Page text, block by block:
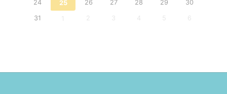
24 25 26 27 28 29 30
31 1 2 3 4 5 6